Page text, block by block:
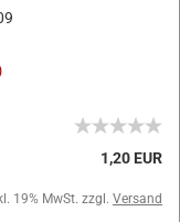
1,20 EUR
19% MwSt. zzgl. Versand